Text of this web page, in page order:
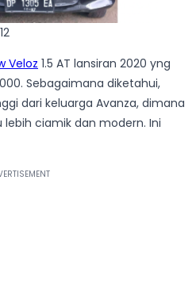
Veloz 1.5 AT lansiran 2020 yng
Sebagaimana diketahui,
dari keluarga Avanza, dimana
ciamik dan modern. Ini